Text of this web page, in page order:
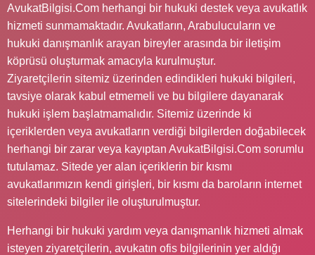
AvukatBilgisi.Com herhangi bir hukuki destek veya avukatlık
hizmeti sunmamaktadır. Avukatların, Arabulucuların ve
hukuki danışmanlık arayan bireyler arasında bir iletişim
köprüsü oluşturmak amacıyla kurulmuştur.
Ziyaretçilerin sitemiz üzerinden edindikleri hukuki bilgileri,
tavsiye olarak kabul etmemeli ve bu bilgilere dayanarak
hukuki işlem başlatmamalıdır. Sitemiz üzerinde ki
içeriklerden veya avukatların verdiği bilgilerden doğabilecek
herhangi bir zarar veya kayıptan AvukatBilgisi.Com sorumlu
tutulamaz. Sitede yer alan içeriklerin bir kısmı
avukatlarımızın kendi girişleri, bir kısmı da baroların internet
sitelerindeki bilgiler ile oluşturulmuştur.
Herhangi bir hukuki yardım veya danışmanlık hizmeti almak
isteyen ziyaretçilerin, avukatın ofis bilgilerinin yer aldığı